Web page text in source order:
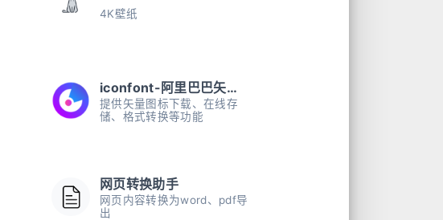
4K壁纸
iconfont-阿里巴巴矢量图标库
提供矢量图标下载、在线存
储、格式转换等功能
网页转换助手
网页内容转换为word、pdf导
出